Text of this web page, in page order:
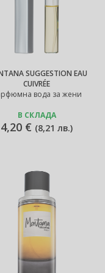
SUGGESTION EAU
CUIVRÉE
вода за жени
В СКЛАДА
4,20 € (8,21 лв.)